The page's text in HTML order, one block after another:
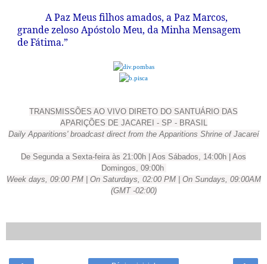
A Paz Meus filhos amados, a Paz Marcos,
grande zeloso Apóstolo Meu, da Minha Mensagem
de Fátima.”
TRANSMISSÕES AO VIVO DIRETO DO SANTUÁRIO DAS
APARIÇÕES DE JACAREI - SP - BRASIL
Daily Apparitions' broadcast direct from the Apparitions Shrine of Jacareí
De Segunda a Sexta-feira às 21:00h | Aos Sábados, 14:00h | Aos
Domingos, 09:00h
Week days, 09:00 PM | On Saturdays, 02:00 PM | On Sundays, 09:00AM
(GMT -02:00)